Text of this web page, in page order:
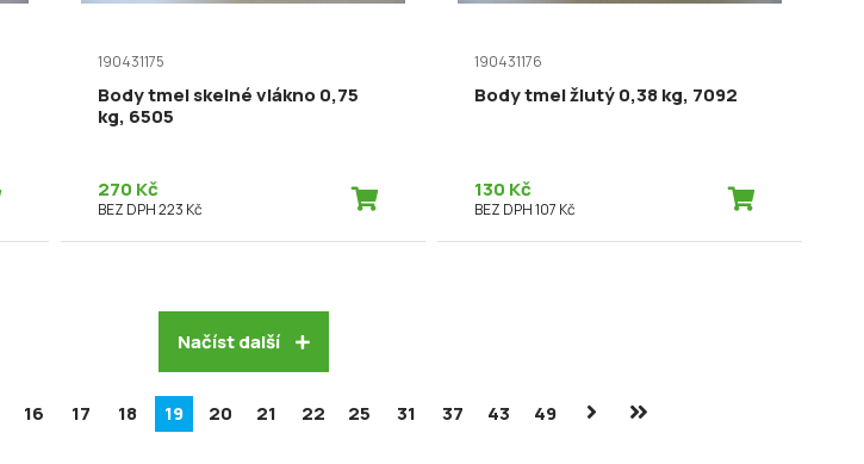
190431175
Body tmel skelné vlákno 0,75
kg, 6505
270 Kč
BEZ DPH 223 Kč
190431176
Body tmel žlutý 0,38 kg, 7092
130 Kč
BEZ DPH 107 Kč
Načíst další
16 17 18 19 20 21 22 25 31 37 43 49